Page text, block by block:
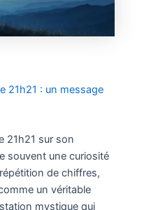
21h21 : un message
21h21 sur son
souvent une curiosité
de chiffres,
un véritable
mystique qui